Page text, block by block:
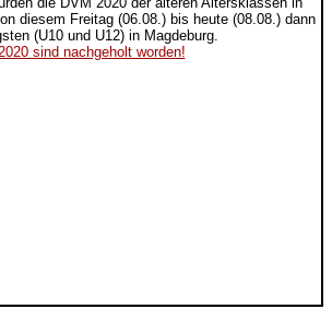
diesem Freitag (06.08.) bis heute (08.08.) dann
(U10 und U12) in Magdeburg.
sind nachgeholt worden!